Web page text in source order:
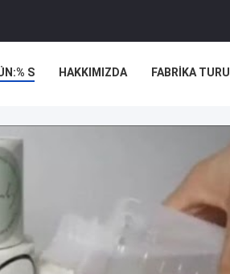
S HAKKIMIZDA FABRIKA TURU